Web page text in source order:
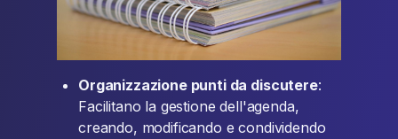
Organizzazione punti da discutere:
Facilitano la gestione dell'agenda,
creando, modificando e condividendo